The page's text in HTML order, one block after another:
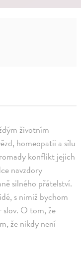
životním
homeopatii a sílu
konflikt jejich
navzdory
silného přátelství.
s nimiž bychom
slov. O tom, že
že nikdy není